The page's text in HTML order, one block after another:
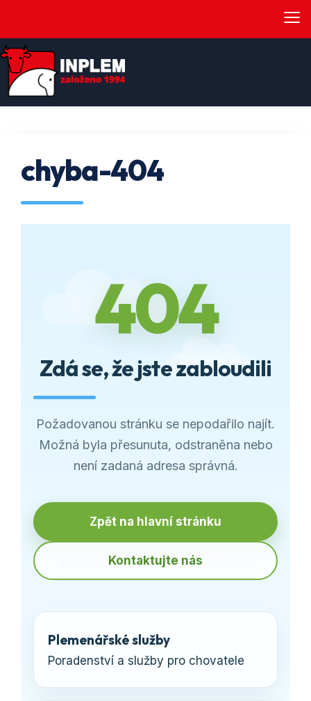
chyba-404
404
Zdá se, že jste zabloudili
Požadovanou stránku se nepodařilo najít.
Možná byla přesunuta, odstraněna nebo
není zadaná adresa správná.
Zpět na hlavní stránku
Kontaktujte nás
Plemenářské služby
Poradenství a služby pro chovatele
≡